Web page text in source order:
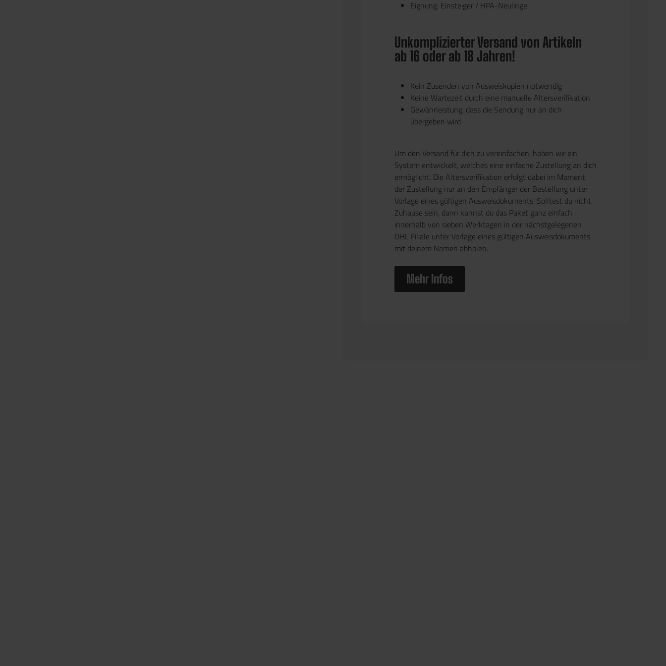
Eignung: Einsteiger / HPA-Neulinge
Unkomplizierter Versand von Artikeln
ab 16 oder ab 18 Jahren!
Kein Zusenden von Ausweiskopien notwendig
Keine Wartezeit durch eine manuelle Altersverifikation
Gewährleistung, dass die Sendung nur an dich
übergeben wird
Um den Versand für dich zu vereinfachen, haben wir ein
System entwickelt, welches eine einfache Zustellung an dich
ermöglicht. Die Altersverifikation erfolgt dabei im Moment
der Zustellung nur an den Empfänger der Bestellung unter
Vorlage eines gültigen Ausweisdokuments. Solltest du nicht
Zuhause sein, dann kannst du das Paket ganz einfach
innerhalb von sieben Werktagen in der nächstgelegenen
DHL Filiale unter Vorlage eines gültigen Ausweisdokuments
mit deinem Namen abholen.
Mehr Infos